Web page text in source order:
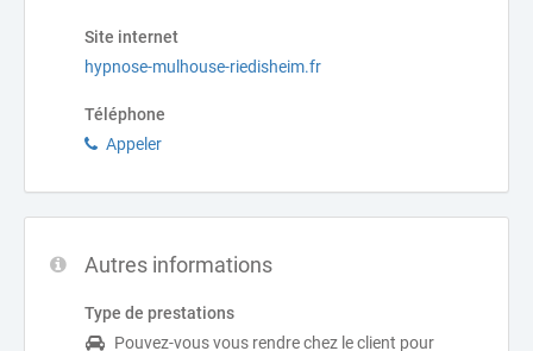
Site internet
hypnose-mulhouse-riedisheim.fr
Téléphone
Appeler
Autres informations
Type de prestations
Pouvez-vous vous rendre chez le client pour